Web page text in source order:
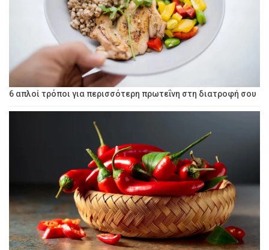
6 απλοί τρόποι για περισσότερη πρωτεΐνη στη διατροφή σου